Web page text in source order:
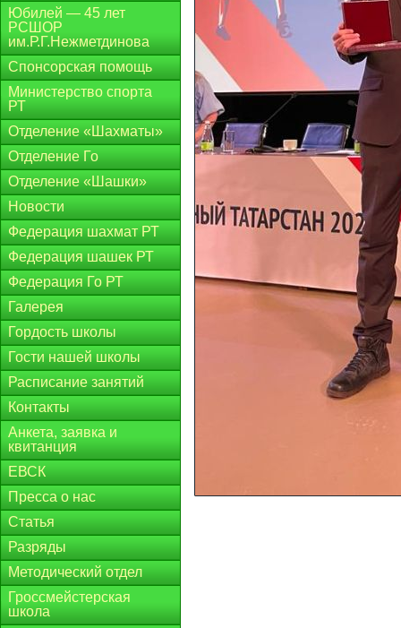
Юбилей — 45 лет
РСШОР
им.Р.Г.Нежметдинова
Спонсорская помощь
Министерство спорта
РТ
Отделение «Шахматы»
Отделение Го
Отделение «Шашки»
Новости
Федерация шахмат РТ
Федерация шашек РТ
Федерация Го РТ
Галерея
Гордость школы
Гости нашей школы
Расписание занятий
Контакты
Анкета, заявка и
квитанция
ЕВСК
Пресса о нас
Статья
Разряды
Методический отдел
Гроссмейстерская
школа